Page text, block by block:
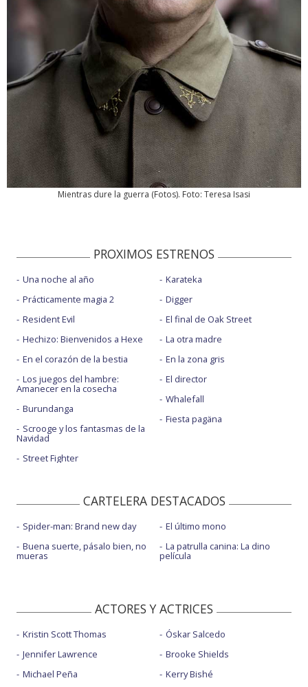
Mientras dure la guerra (Fotos). Foto: Teresa Isasi
PROXIMOS ESTRENOS
Una noche al año
Prácticamente magia 2
Resident Evil
Hechizo: Bienvenidos a Hexe
En el corazón de la bestia
Los juegos del hambre:
Amanecer en la cosecha
Burundanga
Scrooge y los fantasmas de la
Navidad
Street Fighter
Karateka
Digger
El final de Oak Street
La otra madre
En la zona gris
El director
Whalefall
Fiesta pagäna
CARTELERA DESTACADOS
Spider-man: Brand new day
Buena suerte, pásalo bien, no
mueras
El último mono
La patrulla canina: La dino
película
ACTORES Y ACTRICES
Kristin Scott Thomas
Jennifer Lawrence
Michael Peña
Óskar Salcedo
Brooke Shields
Kerry Bishé